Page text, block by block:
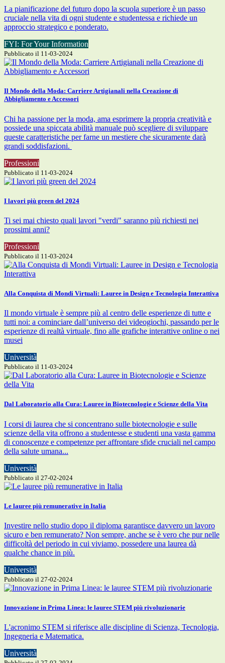
La pianificazione del futuro dopo la scuola superiore è un passo
cruciale nella vita di ogni studente e studentessa e richiede un
approccio strategico e ponderato.
FYI: For Your Information
Pubblicato il 11-03-2024
Il Mondo della Moda: Carriere Artigianali nella Creazione di
Abbigliamento e Accessori
Chi ha passione per la moda, ama esprimere la propria creatività e
possiede una spiccata abilità manuale può scegliere di sviluppare
queste caratteristiche per farne un mestiere che sicuramente darà
grandi soddisfazioni.
Professioni
Pubblicato il 11-03-2024
I lavori più green del 2024
Ti sei mai chiesto quali lavori "verdi" saranno più richiesti nei
prossimi anni?
Professioni
Pubblicato il 11-03-2024
Alla Conquista di Mondi Virtuali: Lauree in Design e Tecnologia Interattiva
Il mondo virtuale è sempre più al centro delle esperienze di tutte e
tutti noi: a cominciare dall’universo dei videogiochi, passando per le
esperienze di realtà virtuale, fino alle grafiche interattive online o nei
musei
Università
Pubblicato il 11-03-2024
Dal Laboratorio alla Cura: Lauree in Biotecnologie e Scienze della Vita
I corsi di laurea che si concentrano sulle biotecnologie e sulle
scienze della vita offrono a studentesse e studenti una vasta gamma
di conoscenze e competenze per affrontare sfide cruciali nel campo
della salute umana...
Università
Pubblicato il 27-02-2024
Le lauree più remunerative in Italia
Investire nello studio dopo il diploma garantisce davvero un lavoro
sicuro e ben remunerato? Non sempre, anche se è vero che pur nelle
difficoltà del periodo in cui viviamo, possedere una laurea dà
qualche chance in più.
Università
Pubblicato il 27-02-2024
Innovazione in Prima Linea: le lauree STEM più rivoluzionarie
L'acronimo STEM si riferisce alle discipline di Scienza, Tecnologia,
Ingegneria e Matematica.
Università